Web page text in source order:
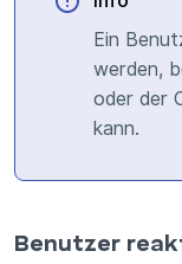
Ein
werden,
oder der
kann.
Benutzer